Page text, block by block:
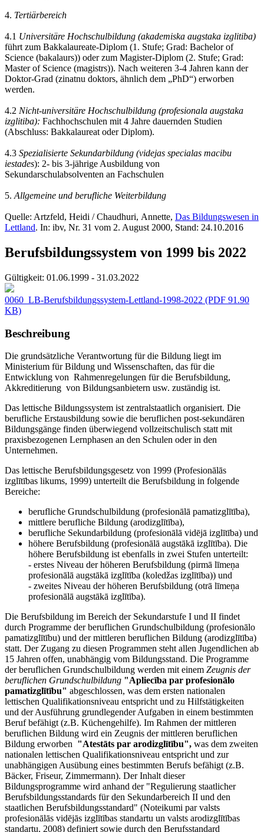
4. Tertiärbereich
4.1 Universitäre Hochschulbildung (akademiska augstaka izglitiba)
führt zum Bakkalaureate-Diplom (1. Stufe; Grad: Bachelor of
Science (bakalaurs)) oder zum Magister-Diplom (2. Stufe; Grad:
Master of Science (magistrs)). Nach weiteren 3-4 Jahren kann der
Doktor-Grad (zinatnu doktors, ähnlich dem „PhD“) erworben
werden.
4.2 Nicht-universitäre Hochschulbildung (profesionala augstaka
izglitiba): Fachhochschulen mit 4 Jahre dauernden Studien
(Abschluss: Bakkalaureat oder Diplom).
4.3 Spezialisierte Sekundarbildung (videjas specialas macibu
iestades): 2- bis 3-jährige Ausbildung von
Sekundarschulabsolventen an Fachschulen
5. Allgemeine und berufliche Weiterbildung
Quelle: Artzfeld, Heidi / Chaudhuri, Annette, Das Bildungswesen in
Lettland. In: ibv, Nr. 31 vom 2. August 2000, Stand: 24.10.2016
Berufsbildungssystem von 1999 bis 2022
Gültigkeit: 01.06.1999 - 31.03.2022
0060_LB-Berufsbildungssystem-Lettland-1998-2022 (PDF 91.90
KB)
Beschreibung
Die grundsätzliche Verantwortung für die Bildung liegt im
Ministerium für Bildung und Wissenschaften, das für die
Entwicklung von Rahmenregelungen für die Berufsbildung,
Akkreditierung von Bildungsanbietern usw. zuständig ist.
Das lettische Bildungssystem ist zentralstaatlich organisiert. Die
berufliche Erstausbildung sowie die beruflichen post-sekundären
Bildungsgänge finden überwiegend vollzeitschulisch statt mit
praxisbezogenen Lernphasen an den Schulen oder in den
Unternehmen.
Das lettische Berufsbildungsgesetz von 1999 (Profesionālās
izglītības likums, 1999) unterteilt die Berufsbildung in folgende
Bereiche:
berufliche Grundschulbildung (profesionālā pamatizglītība),
mittlere berufliche Bildung (arodizglītība),
berufliche Sekundarbildung (profesionālā vidējā izglītība) und
höhere Berufsbildung (profesionālā augstākā izglītība). Die
höhere Berufsbildung ist ebenfalls in zwei Stufen unterteilt:
- erstes Niveau der höheren Berufsbildung (pirmā līmeņa
profesionālā augstākā izglītība (koledžas izglītība)) und
- zweites Niveau der höheren Berufsbildung (otrā līmeņa
profesionālā augstākā izglītība).
Die Berufsbildung im Bereich der Sekundarstufe I und II findet
durch Programme der beruflichen Grundschulbildung (profesionālo
pamatizglītību) und der mittleren beruflichen Bildung (arodizglītība)
statt. Der Zugang zu diesen Programmen steht allen Jugendlichen ab
15 Jahren offen, unabhängig vom Bildungsstand. Die Programme
der beruflichen Grundschulbildung werden mit einem Zeugnis der
beruflichen Grundschulbildung "Apliecība par profesionālo
pamatizglītību" abgeschlossen, was dem ersten nationalen
lettischen Qualifikationsniveau entspricht und zu Hilfstätigkeiten
und der Ausführung grundlegender Aufgaben in einem bestimmten
Beruf befähigt (z.B. Küchengehilfe). Im Rahmen der mittleren
beruflichen Bildung wird ein Zeugnis der mittleren beruflichen
Bildung erworben "Atestāts par arodizglītību", was dem zweiten
nationalen lettischen Qualifikationsniveau entspricht und zur
unabhängigen Ausübung eines bestimmten Berufs befähigt (z.B.
Bäcker, Friseur, Zimmermann). Der Inhalt dieser
Bildungsprogramme wird anhand der "Regulierung staatlicher
Berufsbildungsstandards für den Sekundarbereich II und den
staatlichen Berufsbildungsstandard" (Noteikumi par valsts
profesionālās vidējās izglītības standartu un valsts arodizglītības
standartu, 2008) definiert sowie durch den Berufsstandard